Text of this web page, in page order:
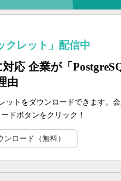
クレット」配信中
応 企業が「
由
ットをダウンロードできます。会
ドボタンをクリック！
ンロード（無料）